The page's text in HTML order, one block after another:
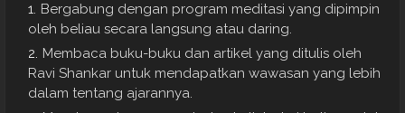
Bergabung dengan program meditasi yang dipimpin
oleh beliau secara langsung atau daring.
Membaca buku-buku dan artikel yang ditulis oleh
Ravi Shankar untuk mendapatkan wawasan yang lebih
dalam tentang ajarannya.